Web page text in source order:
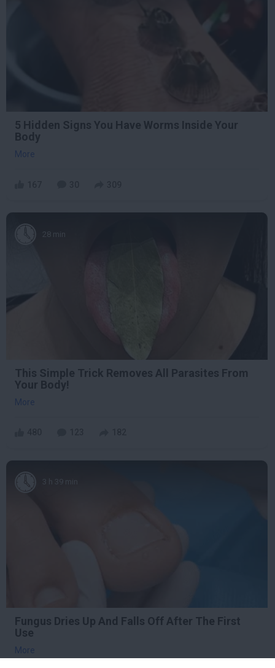
5 Hidden Signs You Have Worms Inside Your
Body
More
28 min
This Simple Trick Removes All Parasites From
Your Body!
More
3 h 39 min
Fungus Dries Up And Falls Off After The First
Use
More